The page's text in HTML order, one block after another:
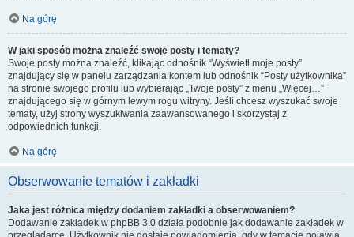
Na górę
W jaki sposób można znaleźć swoje posty i tematy?
Swoje posty można znaleźć, klikając odnośnik “Wyświetl moje posty”
znajdujący się w panelu zarządzania kontem lub odnośnik “Posty użytkownika”
na stronie swojego profilu lub wybierając „Twoje posty” z menu „Więcej…”
znajdującego się w górnym lewym rogu witryny. Jeśli chcesz wyszukać swoje
tematy, użyj strony wyszukiwania zaawansowanego i skorzystaj z
odpowiednich funkcji.
Na górę
Obserwowanie tematów i zakładki
Jaka jest różnica między dodaniem zakładki a obserwowaniem?
Dodawanie zakładek w phpBB 3.0 działa podobnie jak dodawanie zakładek w